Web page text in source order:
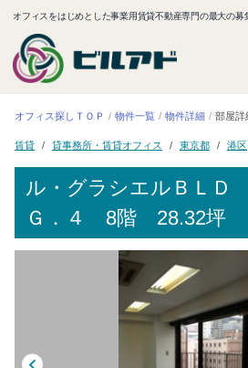
オフィスをはじめとした事業用賃貸不動産専門の最大の募
オフィス探しＴＯＰ 物件一覧 物件詳細 部屋詳
賃貸 貸事務所・賃貸オフィス 東京都 港区
ル・グラシエルＢＬＤ
Ｇ．４ 8階 28.32坪